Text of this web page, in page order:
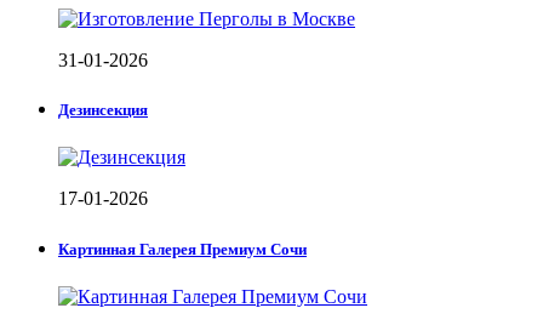
31-01-2026
Дезинсекция
17-01-2026
Картинная Галерея Премиум Сочи